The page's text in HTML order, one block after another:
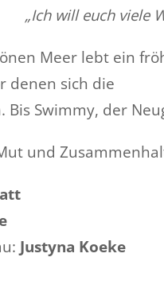
„Ich will euch viele
Meer lebt ein
denen sich die
Bis Swimmy, der
und
Justyna Koeke